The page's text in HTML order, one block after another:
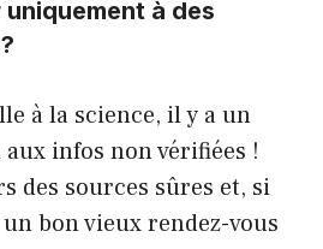
à des
à la science, il y a un
infos non vérifiées !
des sources sûres et, si
bon vieux rendez-vous